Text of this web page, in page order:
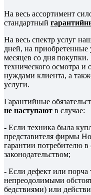
На весь ассортимент
стандартный
На весь спектр услуг
дней, на
месяцев со дня
технического осмотра и
нуждами клиента, а
услуги.
Гарантийные
не наступают в случае:
- Если техника была
представителя фирмы
гарантии потребителю
законодательством;
- Если дефект или
непреодолимыми
бедствиями) или